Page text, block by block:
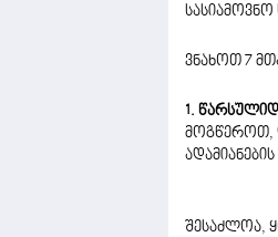
ვნახოთ 7
1.
მოგწეროთ,
შესაძლოა,